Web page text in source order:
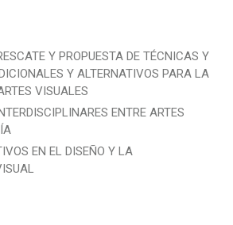
Y PROPUESTA DE TÉCNICAS Y
Y ALTERNATIVOS PARA LA
VISUALES
ENTRE ARTES
EN EL DISEÑO Y LA